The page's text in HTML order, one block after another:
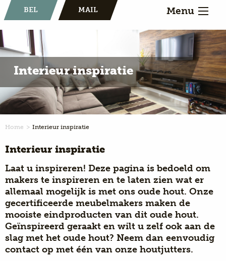
BEL MAIL Menu
Interieur inspiratie
Home Interieur inspiratie
Interieur inspiratie
Laat u inspireren! Deze pagina is bedoeld om
makers te inspireren en te laten zien wat er
allemaal mogelijk is met ons oude hout. Onze
gecertificeerde meubelmakers maken de
mooiste eindproducten van dit oude hout.
Geïnspireerd geraakt en wilt u zelf ook aan de
slag met het oude hout? Neem dan eenvoudig
contact op met één van onze houtjutters.